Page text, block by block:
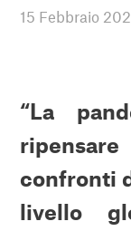
15 Febbraio
“La
confronti
livello